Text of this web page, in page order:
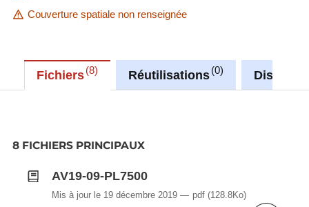
Couverture spatiale non renseignée
Fichiers 8 Réutilisations 0
8 FICHIERS PRINCIPAUX
AV19-09-PL7500
Mis à jour le 19 décembre 2019 pdf (128.8Ko)